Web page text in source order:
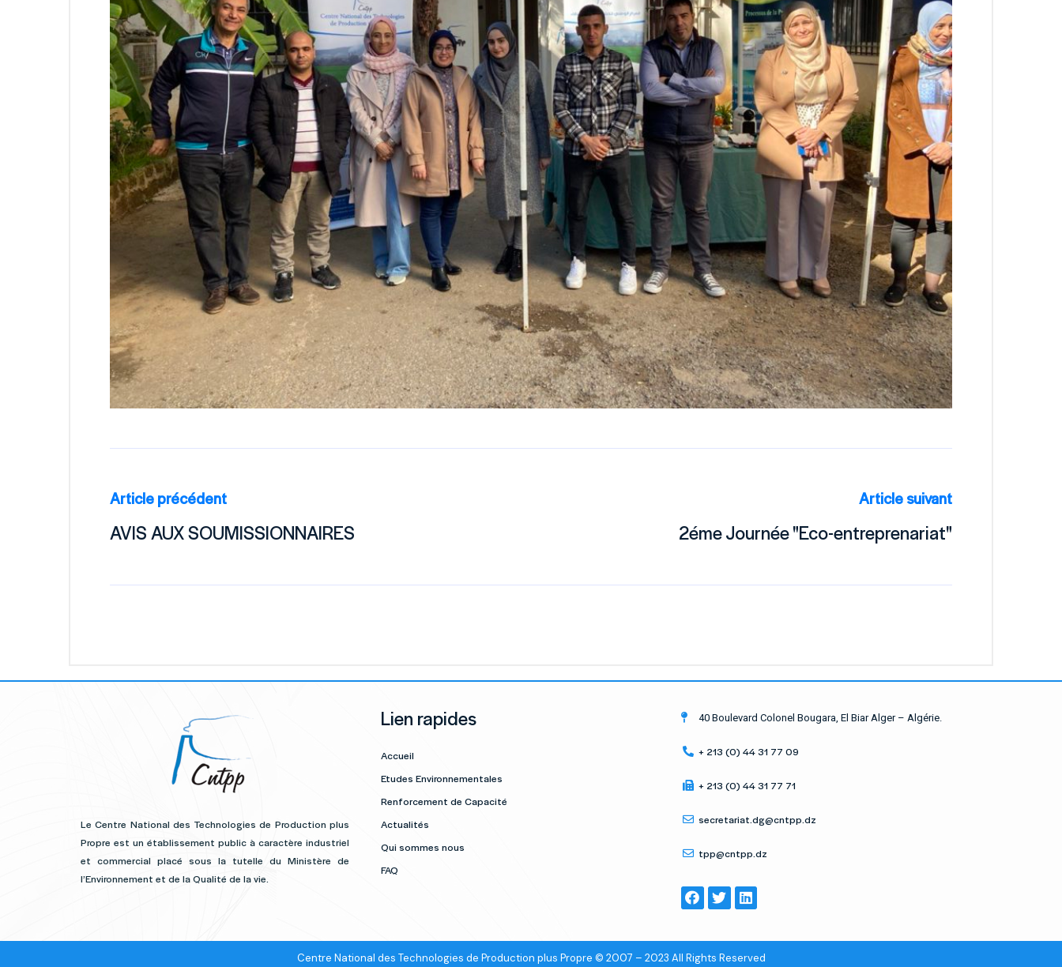
Article précédent
AVIS AUX SOUMISSIONNAIRES
Article suivant
2éme Journée "Eco-entreprenariat"
Le Centre National des Technologies de Production plus
Propre est un établissement public à caractère industriel
et commercial placé sous la tutelle du Ministère de
l’Environnement et de la Qualité de la vie.
Lien rapides
Accueil
Etudes Environnementales
Renforcement de Capacité
Actualités
Qui sommes nous
FAQ
40 Boulevard Colonel Bougara, El Biar Alger – Algérie.
+ 213 (0) 44 31 77 09
+ 213 (0) 44 31 77 71
secretariat.dg@cntpp.dz
tpp@cntpp.dz
Centre National des Technologies de Production plus Propre © 2007 – 2023 All Rights Reserved